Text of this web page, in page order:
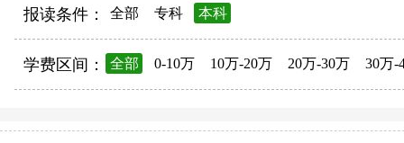
报读条件： 全部 专科 本科
学费区间： 全部 0-10万 10万-20万 20万-30万 30万-